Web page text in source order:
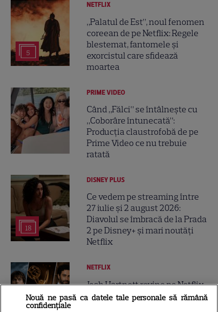
5
NETFLIX
„Palatul de Est”, noul fenomen
coreean de pe Netflix: Regele
blestemat, fantomele și
exorcistul care sfidează
moartea
PRIME VIDEO
Când „Fălci” se întâlnește cu
„Coborâre întunecată”:
Producția claustrofobă de pe
Prime Video ce nu trebuie
ratată
18
DISNEY PLUS
Ce vedem pe streaming între
27 iulie și 2 august 2026:
Diavolul se îmbracă de la Prada
2 pe Disney+ și mari noutăți
Netflix
NETFLIX
Josh Hartnett revine pe Netflix
în thrillerul „Below”! Noutăți
Nouă ne pasă ca datele tale personale să rămână
confidențiale